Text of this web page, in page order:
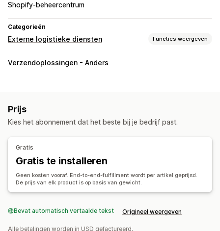
Shopify-beheercentrum
Categorieën
Externe logistieke diensten Functies weergeven
Bestellingenbeheer
Automatische synchronisatie
Verzendoplossingen - Anders
Prijs
Kies het abonnement dat het beste bij je bedrijf past.
Gratis
Gratis te installeren
Geen kosten vooraf. End-to-end-fulfillment wordt per artikel geprijsd.
De prijs van elk product is op basis van gewicht.
Bevat automatisch vertaalde tekst Origineel weergeven
Alle betalingen worden in USD gefactureerd.